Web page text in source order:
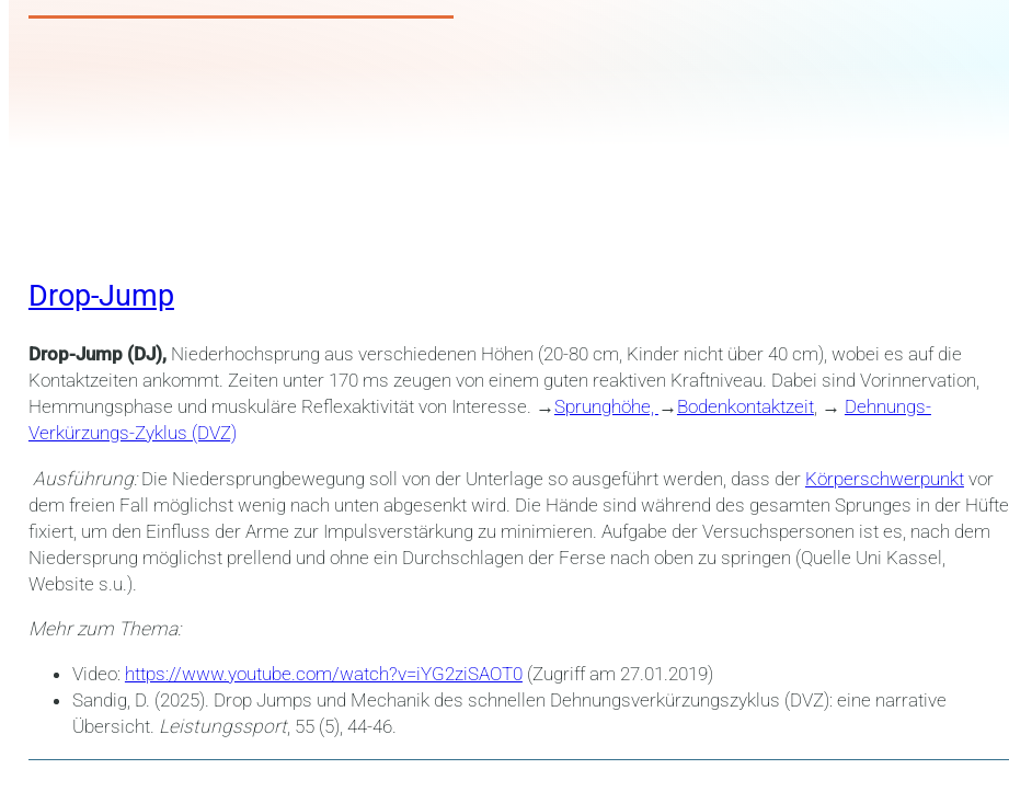
Drop-Jump
Drop-Jump (DJ), Niederhochsprung aus verschiedenen Höhen (20-80 cm, Kinder nicht über 40 cm), wobei es auf die
Kontaktzeiten ankommt. Zeiten unter 170 ms zeugen von einem guten reaktiven Kraftniveau. Dabei sind Vorinnervation,
Hemmungsphase und muskuläre Reflexaktivität von Interesse. →Sprunghöhe, → Bodenkontaktzeit, → Dehnungs-
Verkürzungs-Zyklus (DVZ)
Ausführung:Die Niedersprungbewegung soll von der Unterlage so ausgeführt werden, dass der Körperschwerpunktvor
dem freien Fall möglichst wenig nach unten abgesenkt wird. Die Hände sind während des gesamten Sprunges in der Hüfte
fixiert, um den Einfluss der Arme zur Impulsverstärkung zu minimieren. Aufgabe der Versuchspersonen ist es, nach dem
Niedersprung möglichst prellend und ohne ein Durchschlagen der Ferse nach oben zu springen (Quelle Uni Kassel,
Website s.u.).
Mehr zum Thema:
Video: https://www.youtube.com/watch?v=iYG2ziSAOT0(Zugriff am 27.01.2019)
Sandig, D. (2025). Drop Jumps und Mechanik des schnellen Dehnungsverkürzungszyklus (DVZ): eine narrative
Übersicht. Leistungssport, 55 (5), 44-46.